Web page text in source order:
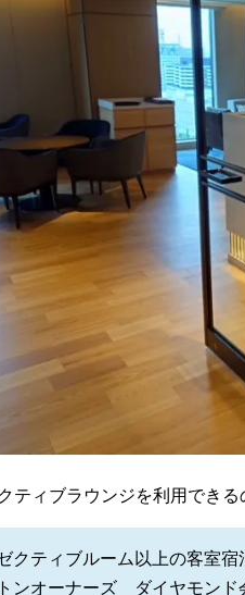
ティブラウンジを利用できる
クティブルーム以上の客室宿
ンオーナーズ ダイヤモンド